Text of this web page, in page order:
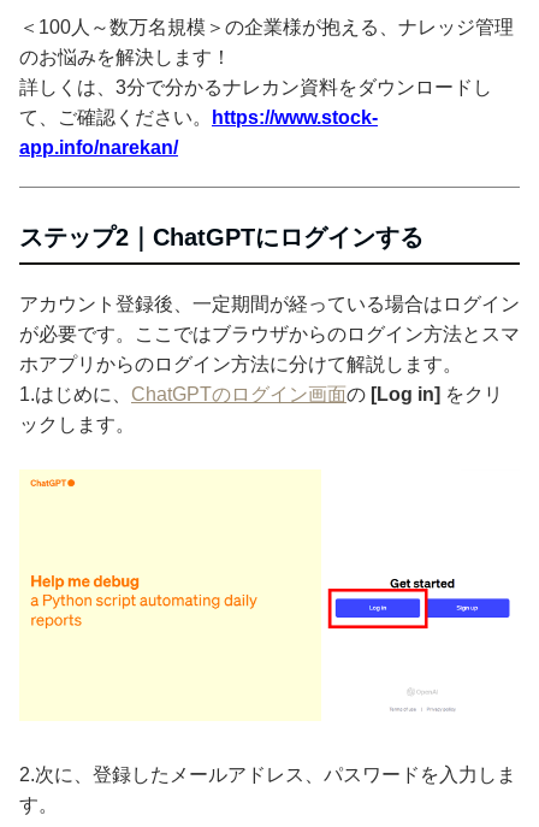
＜100人～数万名規模＞の企業様が抱える、ナレッジ管理
のお悩みを解決します！
詳しくは、3分で分かるナレカン資料をダウンロードし
て、ご確認ください。
https://www.stock-
app.info/narekan/
ステップ2｜ChatGPTにログインする
アカウント登録後、一定期間が経っている場合はログイン
が必要です。ここではブラウザからのログイン方法とスマ
ホアプリからのログイン方法に分けて解説します。
1.はじめに、 ChatGPTのログイン画面の [Log in] をクリ
ックします。
2.次に、登録したメールアドレス、パスワードを入力しま
す。